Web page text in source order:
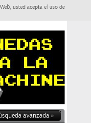
usted acepta el uso de
avanzada »